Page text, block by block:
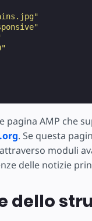
pagina AMP che
. Se questa
moduli
delle notizie
dello